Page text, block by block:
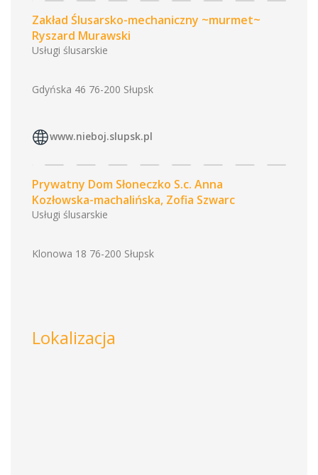
Zakład Ślusarsko-mechaniczny ~murmet~
Ryszard Murawski
Usługi ślusarskie
Gdyńska 46 76-200 Słupsk
www.nieboj.slupsk.pl
Prywatny Dom Słoneczko S.c. Anna
Kozłowska-machalińska, Zofia Szwarc
Usługi ślusarskie
Klonowa 18 76-200 Słupsk
Lokalizacja